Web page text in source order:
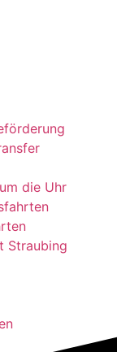
die Uhr
Straubing